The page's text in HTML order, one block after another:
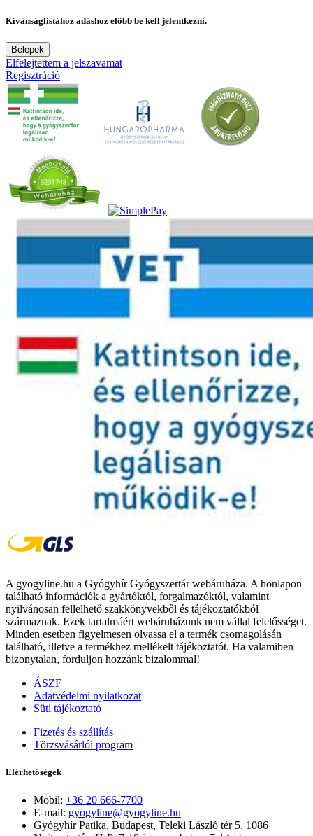
Kívánságlistához adáshoz előbb be kell jelentkezni.
Belépek
Elfelejtettem a jelszavamat
Regisztráció
A gyogyline.hu a Gyógyhír Gyógyszertár webáruháza. A honlapon
található információk a gyártóktól, forgalmazóktól, valamint
nyilvánosan fellelhető szakkönyvekből és tájékoztatókból
származnak. Ezek tartalmáért webáruházunk nem vállal felelősséget.
Minden esetben figyelmesen olvassa el a termék csomagolásán
található, illetve a termékhez mellékelt tájékoztatót. Ha valamiben
bizonytalan, forduljon hozzánk bizalommal!
ÁSZF
Adatvédelmi nyilatkozat
Süti tájékoztató
Fizetés és szállítás
Törzsvásárlói program
Elérhetőségek
Mobil: +36 20 666-7700
E-mail: gyogyline@gyogyline.hu
Gyógyhír Patika, Budapest, Teleki László tér 5, 1086